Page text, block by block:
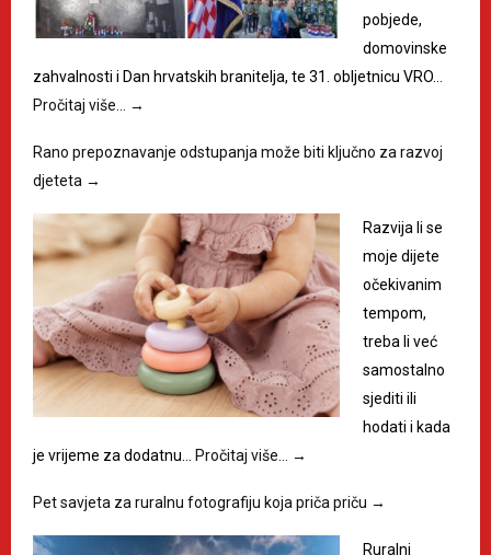
pobjede,
domovinske
zahvalnosti i Dan hrvatskih branitelja, te 31. obljetnicu VRO…
Pročitaj više… →
Rano prepoznavanje odstupanja može biti ključno za razvoj
djeteta →
Razvija li se
moje dijete
očekivanim
tempom,
treba li već
samostalno
sjediti ili
hodati i kada
je vrijeme za dodatnu… Pročitaj više… →
Pet savjeta za ruralnu fotografiju koja priča priču →
Ruralni